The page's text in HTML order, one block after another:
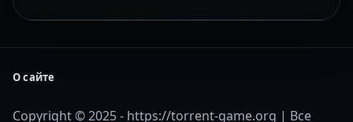
О сайте
Copyright © 2025 - https://torrent-game.org | Все